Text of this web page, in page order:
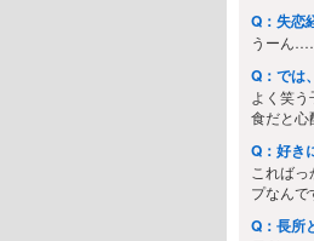
Q：失恋
うーん
Q：では
よく笑
食だと心
Q：好き
これば
プなんで
Q：長所